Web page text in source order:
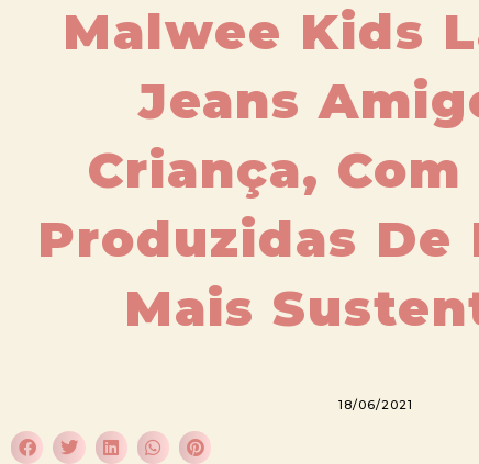
Malwee Kids
Jeans
Criança, Com
Produzidas De
Mais
18/06/2021